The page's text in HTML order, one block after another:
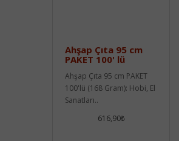
Ahşap Çıta 95 cm
PAKET 100' lü
Ahşap Çıta 95 cm PAKET
100'lü (168 Gram): Hobi, El
Sanatları..
616,90₺